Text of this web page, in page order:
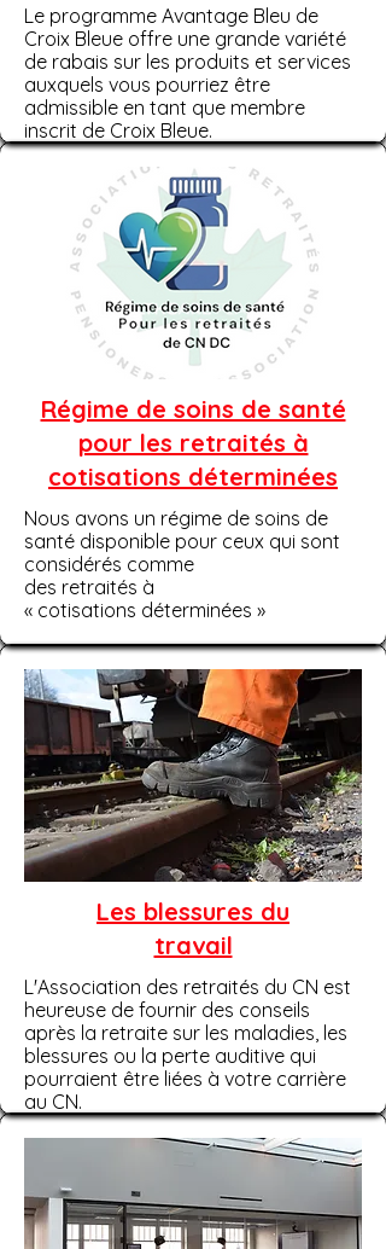
Le programme Avantage Bleu de
Croix Bleue offre une grande variété
de rabais sur les produits et services
auxquels vous pourriez être
admissible en tant que membre
inscrit de Croix Bleue.
Régime de soins de santé
pour les retraités à
cotisations déterminées
Nous avons un régime de soins de
santé disponible pour ceux qui sont
considérés comme
des retraités à
« cotisations déterminées »
Les blessures du
travail
L'Association des retraités du CN est
heureuse de fournir des conseils
après la retraite sur les maladies, les
blessures ou la perte auditive qui
pourraient être liées à votre carrière
au CN.